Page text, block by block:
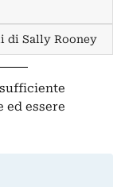
di Sally Rooney
ed essere